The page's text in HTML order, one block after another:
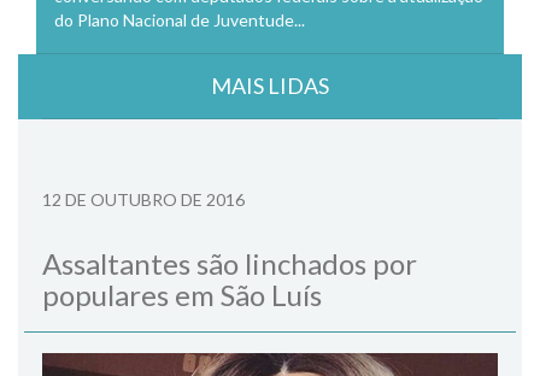
do Plano Nacional de Juventude...
MAIS LIDAS
12 DE OUTUBRO DE 2016
Assaltantes são linchados por
populares em São Luís